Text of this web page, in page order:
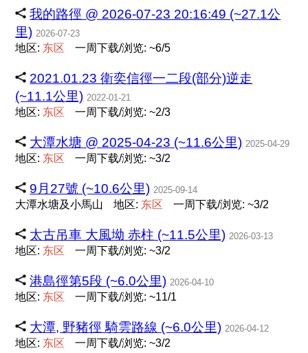
我的路徑 @ 2026-07-23 20:16:49 (~27.1公
里) 2026-07-23
地区: 东区 一周下载/浏览: ~6/5
2021.01.23 衛奕信徑一二段(部分)逆走
(~11.1公里) 2022-01-21
地区: 东区 一周下载/浏览: ~2/3
大潭水塘 @ 2025-04-23 (~11.6公里) 2025-04-29
地区: 东区 一周下载/浏览: ~3/2
9月27號 (~10.6公里) 2025-09-14
大潭水塘及小馬山 地区: 东区 一周下载/浏览: ~3/2
太古吊車 大風坳 赤柱 (~11.5公里) 2026-03-13
地区: 东区 一周下载/浏览: ~3/2
港島徑第5段 (~6.0公里) 2026-04-10
地区: 东区 一周下载/浏览: ~11/1
大潭, 野豬徑 騎雲路線 (~6.0公里) 2026-04-12
地区: 东区 一周下载/浏览: ~3/2